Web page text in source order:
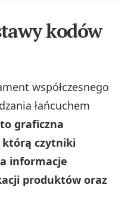
kodów
współczesnego
łańcuchem
graficzna
którą czytniki
informacje
produktów oraz